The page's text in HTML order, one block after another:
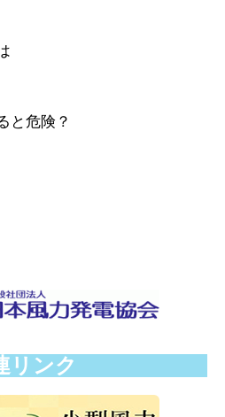
と危険？
リンク